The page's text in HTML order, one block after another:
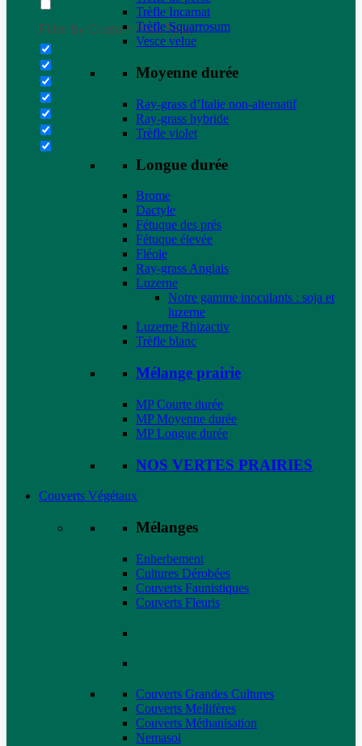
Filter by Custom Post Type
Trèfle Incarnat
Trèfle Squarrosum
Vesce velue
Moyenne durée
Ray-grass d’Italie non-alternatif
Ray-grass hybride
Trèfle violet
Longue durée
Brome
Dactyle
Fétuque des prés
Fétuque élevée
Fléole
Ray-grass Anglais
Luzerne
Notre gamme inoculants : soja et
luzerne
Luzerne Rhizactiv
Trèfle blanc
Mélange prairie
MP Courte durée
MP Moyenne durée
MP Longue durée
NOS VERTES PRAIRIES
Couverts Végétaux
Mélanges
Enherbement
Cultures Dérobées
Couverts Faunistiques
Couverts Fleuris
Couverts Grandes Cultures
Couverts Mellifères
Couverts Méthanisation
Nemasol